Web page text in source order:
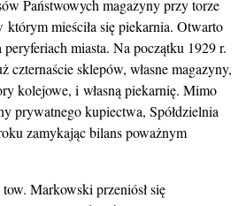
Państwowych magazyny przy torze
mieściła się piekarnia. Otwarto
miasta. Na początku 1929 r.
czternaście sklepów, własne magazyny,
kolejowe, i własną piekarnię. Mimo
prywatnego kupiectwa, Spółdzielnia
zamykając bilans poważnym
Markowski przeniósł się